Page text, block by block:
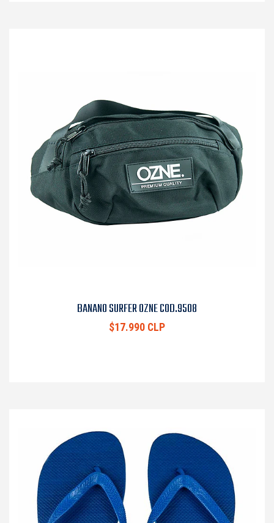
BANANO SURFER OZNE COD.9508
$17.990 CLP